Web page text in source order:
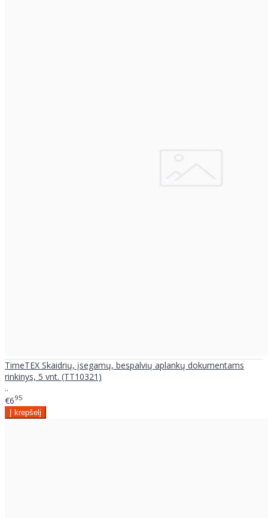
TimeTEX Skaidrių, įsegamų, bespalvių aplankų dokumentams
rinkinys, 5 vnt. (TT10321)
..
€695